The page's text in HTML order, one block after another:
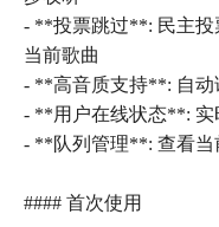
- **投票跳过**: 民主投
当前歌曲
- **高音质支持**: 自动
- **用户在线状态**: 实
- **队列管理**: 查看当
#### 首次使用